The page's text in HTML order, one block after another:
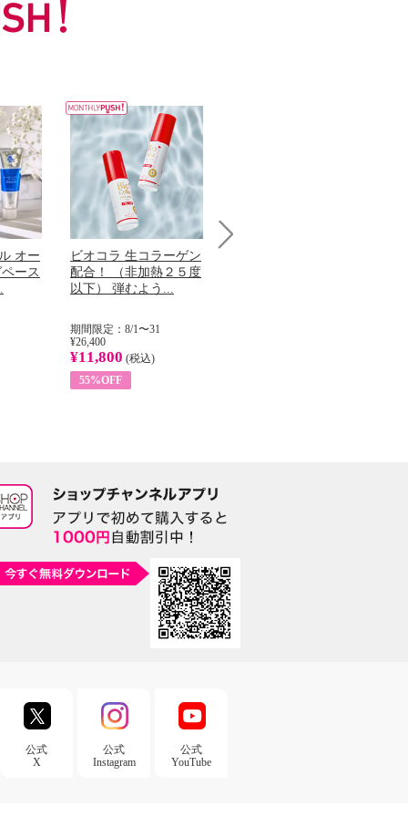
オー
ース
ビオコラ 生コラーゲン
配合！ （非加熱２５度
以下） 弾むよう...
期間限定：8/1〜31
¥26,400
¥11,800 (税込)
55%OFF
公式
X
公式
Instagram
公式
YouTube